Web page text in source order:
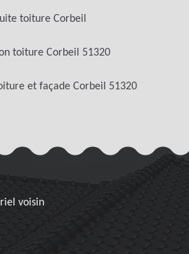
toiture Corbeil
toiture Corbeil 51320
et façade Corbeil 51320
voisin